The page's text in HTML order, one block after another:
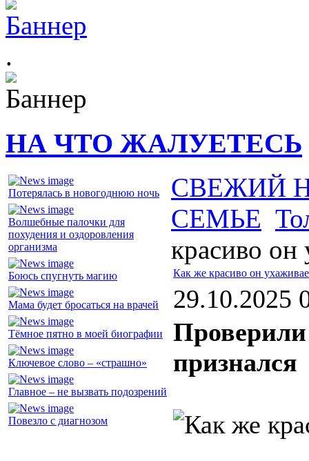
.
НА ЧТО ЖАЛУЕТЕСЬ
Потерялась в новогоднюю ночь
Волшебные палочки для
похудения и оздоровления
организма
Боюсь спугнуть магию
Мама будет бросаться на врачей
Тёмное пятно в моей биографии
Ключевое слово – «страшно»
Главное – не вызвать подозрений
Повезло с диагнозом
СВЕЖИЙ
СЕМЬЕ
красиво он
Как же красиво он
29.10.2025
признался